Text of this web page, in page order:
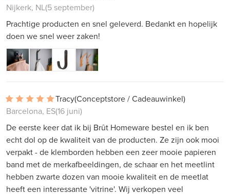
Nijkerk, NL(5 september)
Prachtige producten en snel geleverd. Bedankt en hopelijk
doen we snel weer zaken!
Tracy(Conceptstore / Cadeauwinkel)
Barcelona, ES(16 juni)
De eerste keer dat ik bij Brût Homeware bestel en ik ben
echt dol op de kwaliteit van de producten. Ze zijn ook mooi
verpakt - de klemborden hebben een zeer mooie papieren
band met de merkafbeeldingen, de schaar en het meetlint
hebben zwarte dozen van mooie kwaliteit en de meetlat
heeft een interessante 'vitrine'. Wij verkopen veel